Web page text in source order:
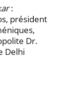
:
président
Dr.
Delhi